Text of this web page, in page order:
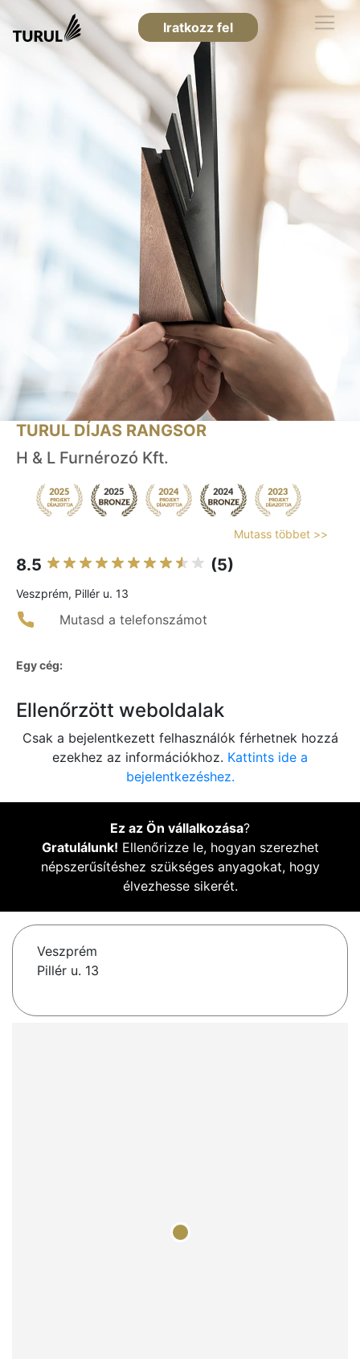
Iratkozz fel
TURUL DÍJAS RANGSOR
H & L Furnérozó Kft.
Mutass többet >>
8.5 (5)
Veszprém, Pillér u. 13
Mutasd a telefonszámot
Egy cég:
Ellenőrzött weboldalak
Csak a bejelentkezett felhasználók férhetnek hozzá
ezekhez az információkhoz. Kattints ide a
bejelentkezéshez.
Ez az Ön vállalkozása?
Gratulálunk! Ellenőrizze le, hogyan szerezhet
népszerűsítéshez szükséges anyagokat, hogy
élvezhesse sikerét.
Veszprém
Pillér u. 13